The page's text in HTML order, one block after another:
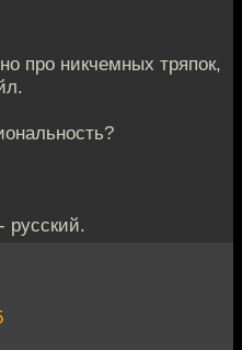
про никчемных тряпок,
русский.